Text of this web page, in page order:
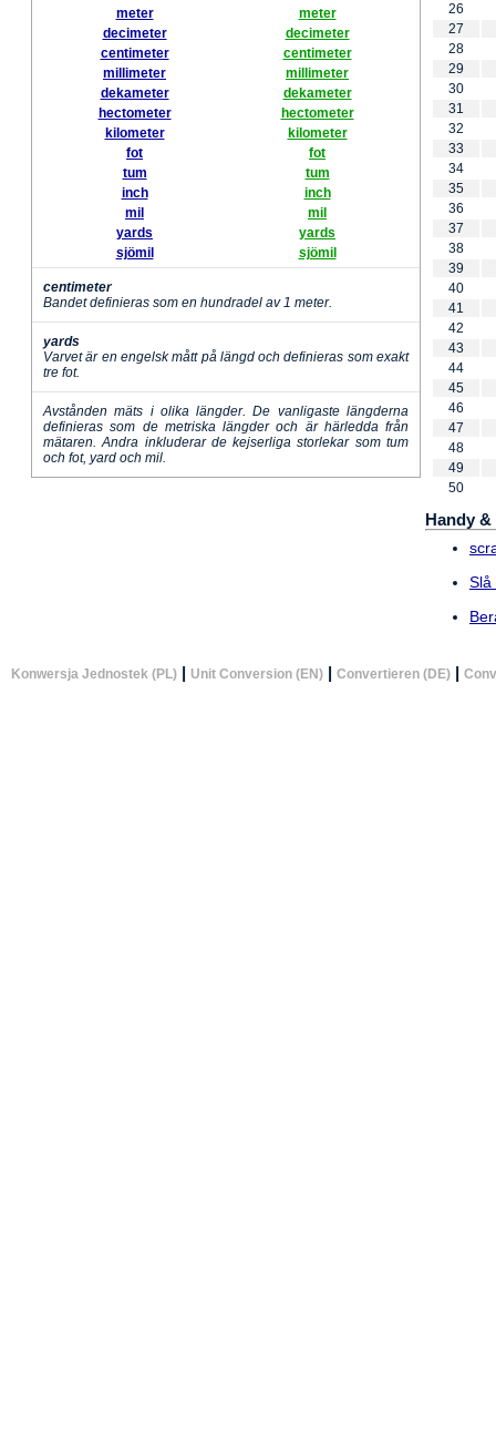
meter
decimeter
centimeter
millimeter
dekameter
hectometer
kilometer
fot
tum
inch
mil
yards
sjömil
meter
decimeter
centimeter
millimeter
dekameter
hectometer
kilometer
fot
tum
inch
mil
yards
sjömil
centimeter
Bandet definieras som en hundradel av 1 meter.
yards
Varvet är en engelsk mått på längd och definieras som exakt
tre fot.
Avstånden mäts i olika längder. De vanligaste längderna
definieras som de metriska längder och är härledda från
mätaren. Andra inkluderar de kejserliga storlekar som tum
och fot, yard och mil.
26
27
28
29
30
31
32
33
34
35
36
37
38
39
40
41
42
43
44
45
46
47
48
49
50
Handy
Slå
Konwersja Jednostek (PL) | Unit Conversion (EN) | Convertieren (DE) |